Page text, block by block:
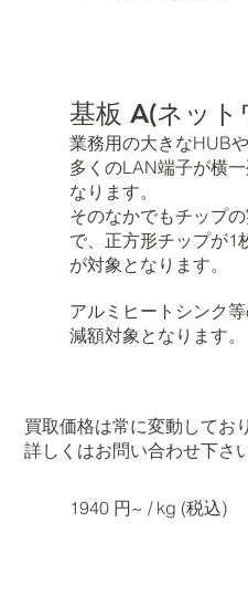
基板 A(ネット
買取価格は常に変動してお
詳しくはお問い合わせ下さ
1940 円~ / kg (税込)
業務用の大きなHUB
多くのLAN端子が横
なります。
そのなかでもチップ
で、正方形チップが1
が対象となります。
アルミヒートシンク
減額対象となります。